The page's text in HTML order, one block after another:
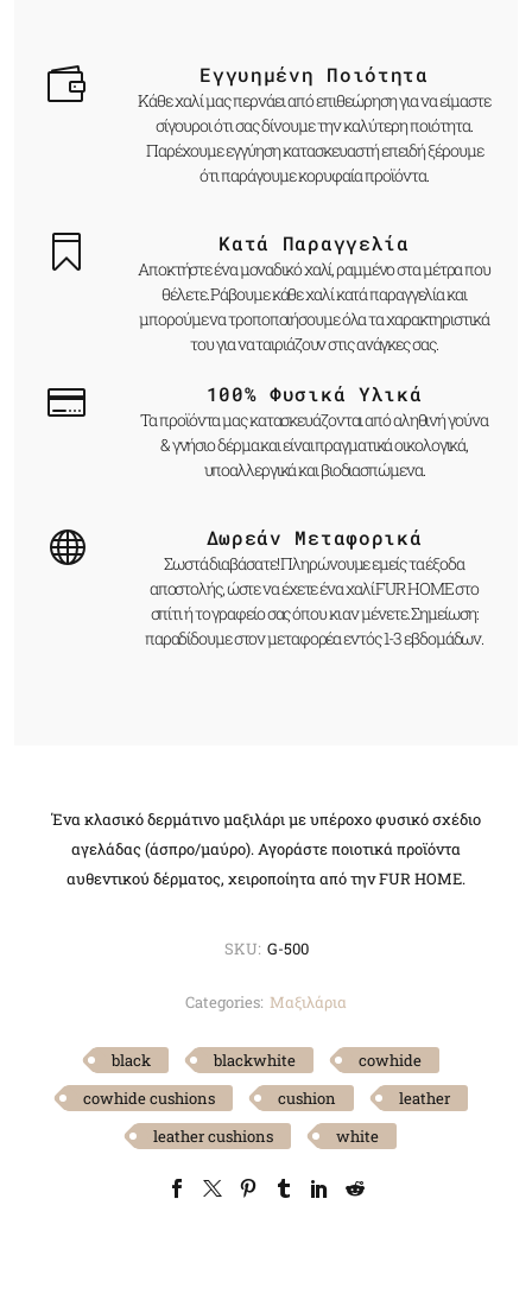
Εγγυημένη Ποιότητα
Κάθε χαλί μας περνάει από επιθεώρηση για να είμαστε
σίγουροι ότι σας δίνουμε την καλύτερη ποιότητα.
Παρέχουμε εγγύηση κατασκευαστή επειδή ξέρουμε
ότι παράγουμε κορυφαία προϊόντα.
Κατά Παραγγελία
Αποκτήστε ένα μοναδικό χαλί, ραμμένο στα μέτρα που
θέλετε. Ράβουμε κάθε χαλί κατά παραγγελία και
μπορούμε να τροποποιήσουμε όλα τα χαρακτηριστικά
του για να ταιριάζουν στις ανάγκες σας.
100% Φυσικά Υλικά
Τα προϊόντα μας κατασκευάζονται από αληθινή γούνα
& γνήσιο δέρμα και είναι πραγματικά οικολογικά,
υποαλλεργικά και βιοδιασπώμενα.
Δωρεάν Μεταφορικά
Σωστά διαβάσατε! Πληρώνουμε εμείς τα έξοδα
αποστολής, ώστε να έχετε ένα χαλί FUR HOME στο
σπίτι ή το γραφείο σας όπου κι αν μένετε. Σημείωση:
παραδίδουμε στον μεταφορέα εντός 1-3 εβδομάδων.
Ένα κλασικό δερμάτινο μαξιλάρι με υπέροχο φυσικό σχέδιο
αγελάδας (άσπρο/μαύρο). Αγοράστε ποιοτικά προϊόντα
αυθεντικού δέρματος, χειροποίητα από την FUR HOME.
SKU: G-500
Categories: Μαξιλάρια
black blackwhite
cowhide
cowhide cushions
cushion
leather
leather cushions
white